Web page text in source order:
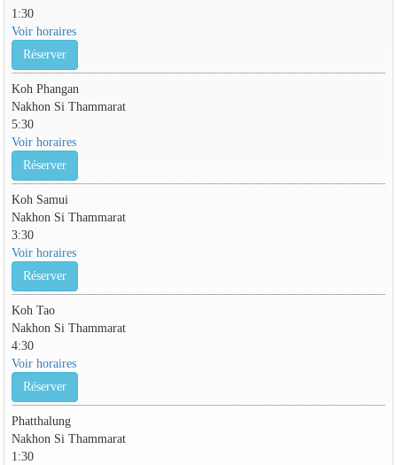
1:30
Voir horaires
Réserver
Koh Phangan
Nakhon Si Thammarat
5:30
Voir horaires
Réserver
Koh Samui
Nakhon Si Thammarat
3:30
Voir horaires
Réserver
Koh Tao
Nakhon Si Thammarat
4:30
Voir horaires
Réserver
Phatthalung
Nakhon Si Thammarat
1:30